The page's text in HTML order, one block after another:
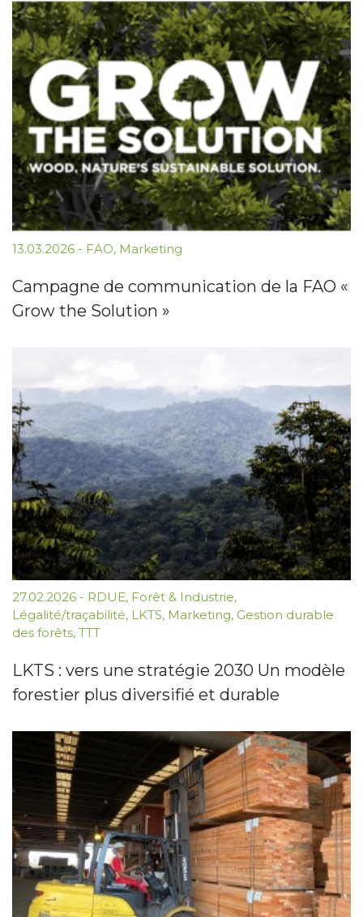
13.03.2026 - FAO, Marketing
Campagne de communication de la FAO «
Grow the Solution »
27.02.2026 - RDUE, Forêt & Industrie,
Légalité/traçabilité, LKTS, Marketing, Gestion durable
des forêts, TTT
LKTS : vers une stratégie 2030 Un modèle
forestier plus diversifié et durable